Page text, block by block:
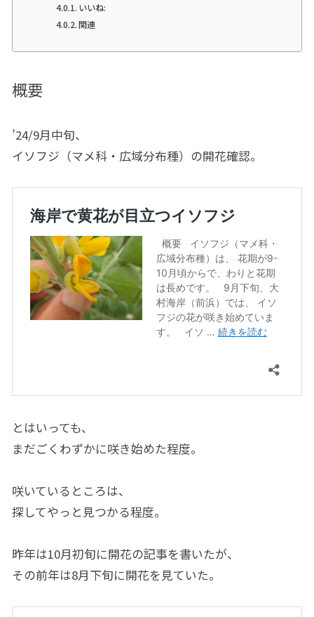
いいね:
関連
概要
’24/9月中旬、
イソフジ（マメ科・広域分布種）の開花確認。
とはいっても、
まだごくわずかに咲き始めた程度。
咲いているところは、
探してやっと見つかる程度。
昨年は10月初旬に開花の記事を書いたが、
その前年は8月下旬に開花を見ていた。